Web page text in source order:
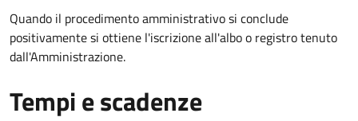
Quando il procedimento amministrativo si conclude
positivamente si ottiene l'iscrizione all'albo o registro tenuto
dall'Amministrazione.
Tempi e scadenze